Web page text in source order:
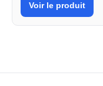
Voir le produit